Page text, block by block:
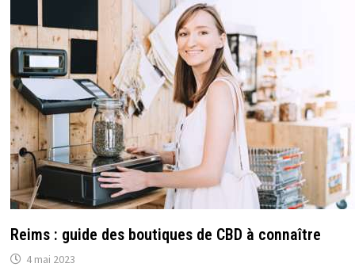
Reims : guide des boutiques de CBD à connaître
4 mai 2023